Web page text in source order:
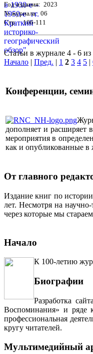
Год издания: 2023
№ журнала: 06
Стр. : 106-111
Статьи в журнале 4 - 6 из
Начало | Пред. | 1 2 3 4 5 |
Конференции,
дополняет и расширяет
мероприятия в
как и опубликованные в
От главного
Издание книг по
лет. Несмотря на
через которые мы
Начало
К 100-летию
Биографии
Разработка
Воспоминания» и ряде
профессиональная
кругу читателей.
Мультимедийный